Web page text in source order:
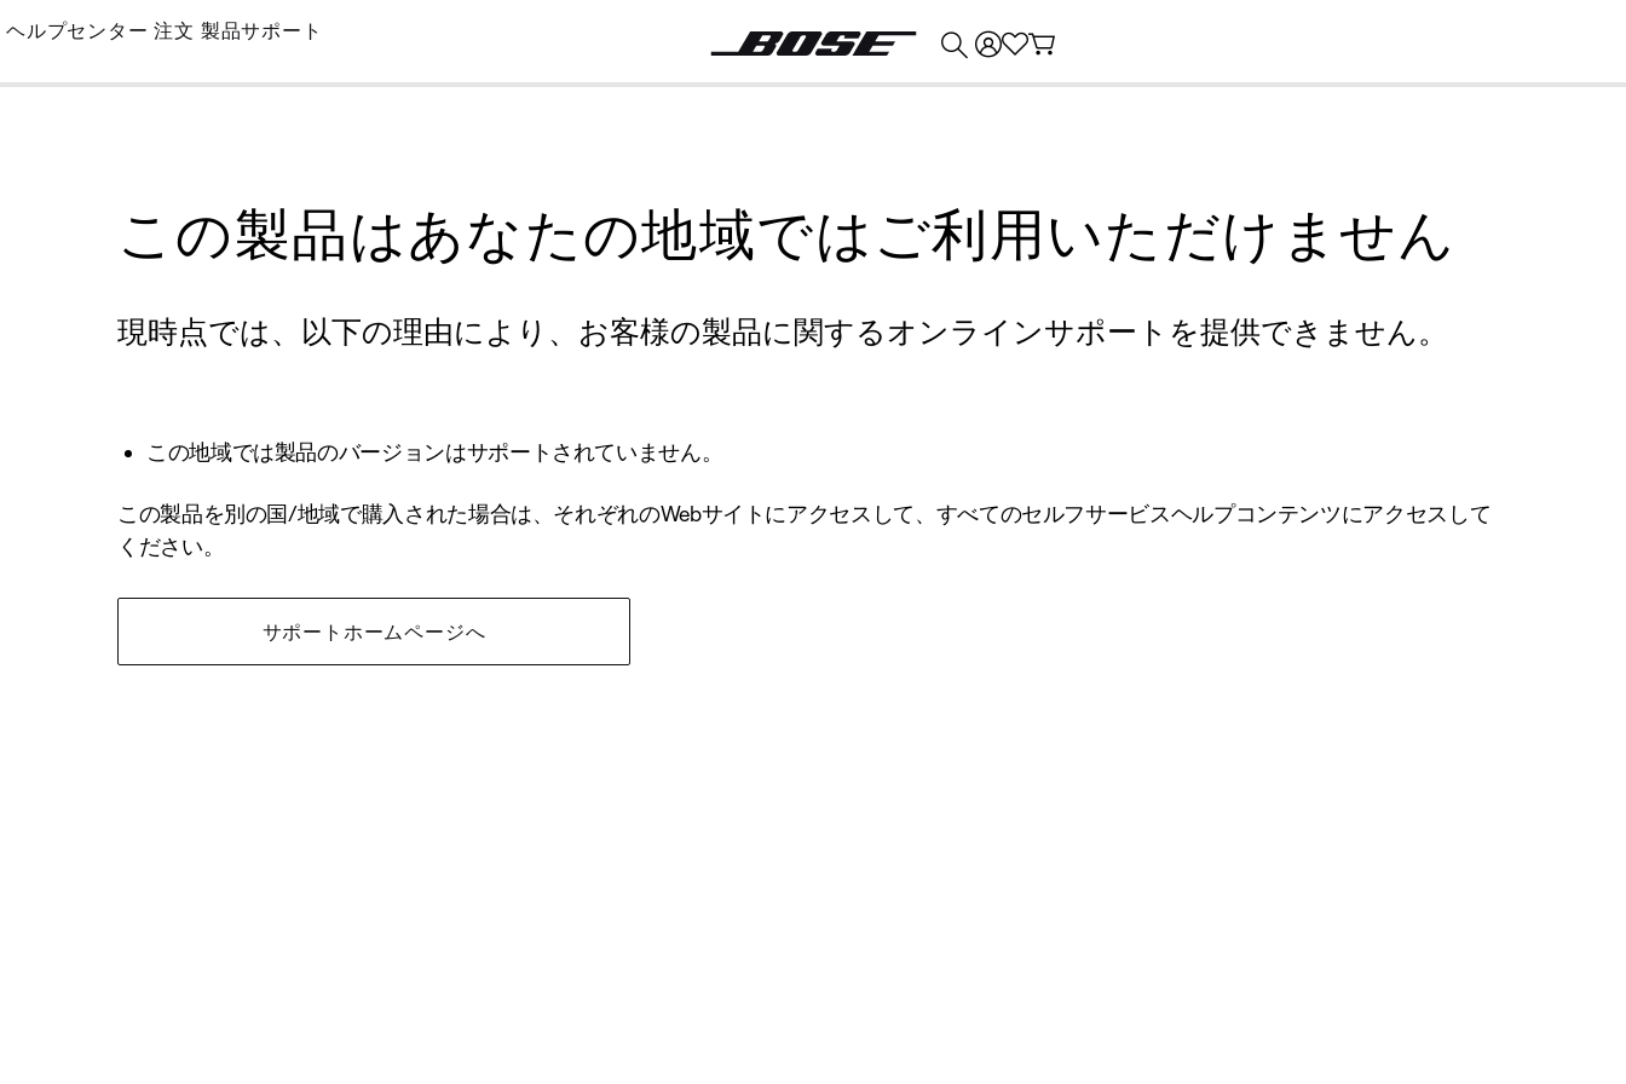
Skip
Main
ヘルプセンター 注文 製品サポート
この製品はあなたの地域ではご利用いただけません
現時点では、以下の理由により、お客様の製品に関するオンラインサポートを提供できません。
この地域では製品のバージョンはサポートされていません。
この製品を別の国/地域で購入された場合は、それぞれのWebサイトにアクセスして、すべてのセルフサービスヘルプコンテンツにアクセスして
ください。
サポートホームページへ